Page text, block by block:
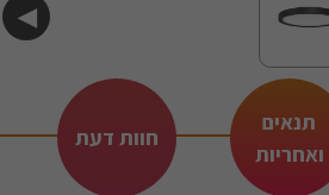
◀
תנאים
ואחריות
חוות דעת